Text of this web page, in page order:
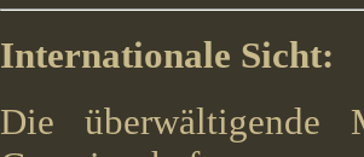
Internationale Sicht:
Die überwältigende